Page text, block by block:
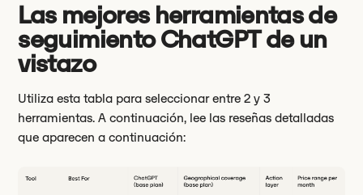
Las mejores herramientas de
seguimiento ChatGPT de un
vistazo
Utiliza esta tabla para seleccionar entre 2 y 3
herramientas. A continuación, lee las reseñas detalladas
que aparecen a continuación: